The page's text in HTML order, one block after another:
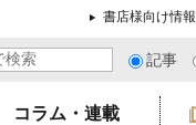
書店様向け情報
記事
コラム・連載